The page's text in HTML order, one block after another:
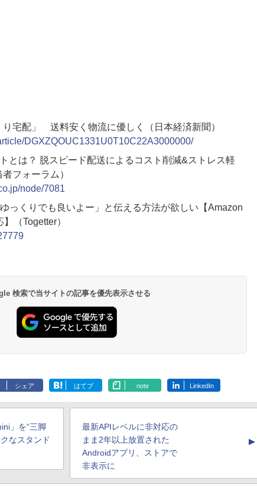
り宅配」 送料安く物流に優しく（日本経済新聞）
DGXZQOUC1331U0T10C22A3000000/
とは？ 脱スピード配送によるコスト削減&ストレス軽
フォーラム）
node/7081
っくりでも良いよー」と伝える方法が欲しい【Amazon
（Togetter）
検索で当サイトの記事を優先表示させる
シェア はてブ note LinkedIn
」を“三脚
なスタンド
最新APIレベルに非対応の
まま2年以上放置された
Androidアプリ、ストアで
非表示に
▲